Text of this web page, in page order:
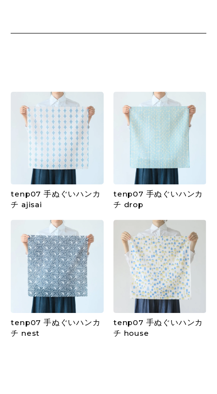
tenp07 手ぬぐいハンカ
チ ajisai
tenp07 手ぬぐいハンカ
チ drop
tenp07 手ぬぐいハンカ
チ nest
tenp07 手ぬぐいハンカ
チ house